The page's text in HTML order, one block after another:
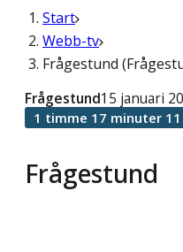
Start
Webb-tv
Frågestund
Frågestund
Frågestund15 januari
1 timme 17 minuter